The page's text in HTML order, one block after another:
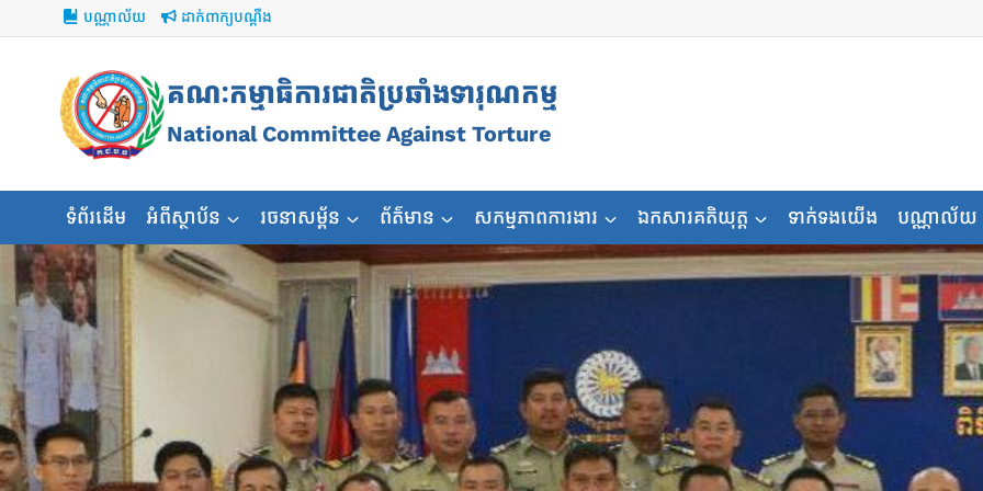
to
content
បណ្ណាល័យ ដាក់ពាក្យបណ្ដឹង
គណៈកម្មាធិការជាតិប្រឆាំងទារុណកម្ម
National Committee Against Torture
ទំព័រដើម អំពីស្ថាប័ន រចនាសម្ព័ន ព័ត៌មាន សកម្មភាពការងារ ឯកសារគតិយុត្ត ទាក់ទងយើង បណ្ណាល័យ